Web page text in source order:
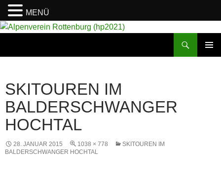
SKITOUREN IM
BALDERSCHWANGER
HOCHTAL
28. JANUAR 2015 1038 × 778
SKITOUREN IM
BALDERSCHWANGER HOCHTAL
MENÜ